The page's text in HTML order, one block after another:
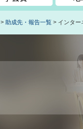
> 助成先・報告一覧 > インタ